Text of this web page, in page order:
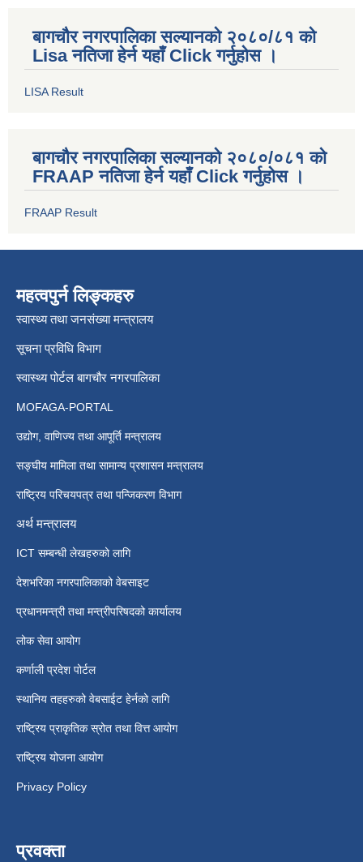
बागचौर नगरपालिका सल्यानको २०८०/८१ को
Lisa नतिजा हेर्न यहाँ Click गर्नुहोस ।
LISA Result
बागचौर नगरपालिका सल्यानको २०८०/०८१ को
FRAAP नतिजा हेर्न यहाँ Click गर्नुहोस ।
FRAAP Result
महत्वपुर्न लिङ्कहरु
स्वास्थ्य तथा जनसंख्या मन्त्रालय
सूचना प्रविधि विभाग
स्वास्थ्य पोर्टल बागचौर नगरपालिका
MOFAGA-PORTAL
उद्योग, वाणिज्य तथा आपूर्ति मन्त्रालय
सङ्घीय मामिला तथा सामान्य प्रशासन मन्त्रालय
राष्ट्रिय परिचयपत्र तथा पन्जिकरण विभाग
अर्थ मन्त्रालय
ICT सम्बन्धी लेखहरुको लागि
देशभरिका नगरपालिकाको वेबसाइट
प्रधानमन्त्री तथा मन्त्रीपरिषदको कार्यालय
लोक सेवा आयोग
कर्णाली प्रदेश पोर्टल
स्थानिय तहहरुको वेबसाईट हेर्नको लागि
राष्ट्रिय प्राकृतिक स्रोत तथा वित्त आयोग
राष्ट्रिय योजना आयोग
Privacy Policy
प्रवक्ता